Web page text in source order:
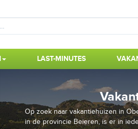
LAST-MINUTES
Op zoek naar vakantiehuizen in
in de provincie Beieren, is er in